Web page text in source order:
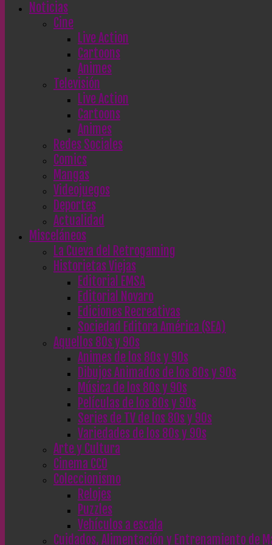
Noticias
Cine
Live Action
Cartoons
Animes
Televisión
Live Action
Cartoons
Animes
Redes Sociales
Comics
Mangas
Videojuegos
Deportes
Actualidad
Misceláneos
La Cueva del Retrogaming
Historietas Viejas
Editorial EMSA
Editorial Novaro
Ediciones Recreativas
Sociedad Editora América (SEA)
Aquellos 80s y 90s
Animes de los 80s y 90s
Dibujos Animados de los 80s y 90s
Música de los 80s y 90s
Películas de los 80s y 90s
Series de TV de los 80s y 90s
Variedades de los 80s y 90s
Arte y Cultura
Cinema CC0
Coleccionismo
Relojes
Puzzles
Vehículos a escala
Cuidados, Alimentación y Entrenamiento de